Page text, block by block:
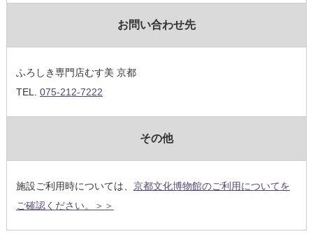
お問い合わせ先
ふろしき専門店むす美 京都
TEL. 075-212-7222
その他
施設ご利用時については、 京都文化博物館のご利用についてを
ご確認ください。＞＞